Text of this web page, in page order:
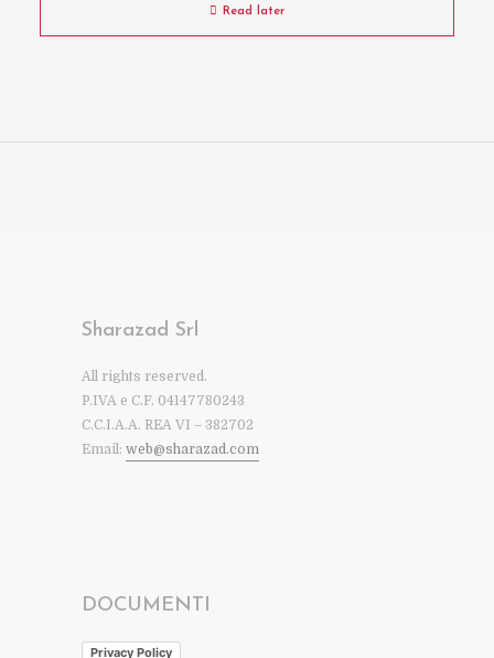
Read later
Sharazad Srl
All rights reserved.
P.IVA e C.F. 04147780243
C.C.I.A.A. REA VI – 382702
Email: web@sharazad.com
DOCUMENTI
Privacy Policy